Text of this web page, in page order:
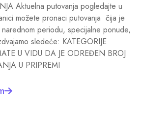
Aktuelna putovanja pogledajte u
možete pronaci putovanja čija je
periodu, specijalne ponude,
sledeće: KATEGORIJE
U VIDU DA JE ODREĐEN BROJ
U PRIPREMI